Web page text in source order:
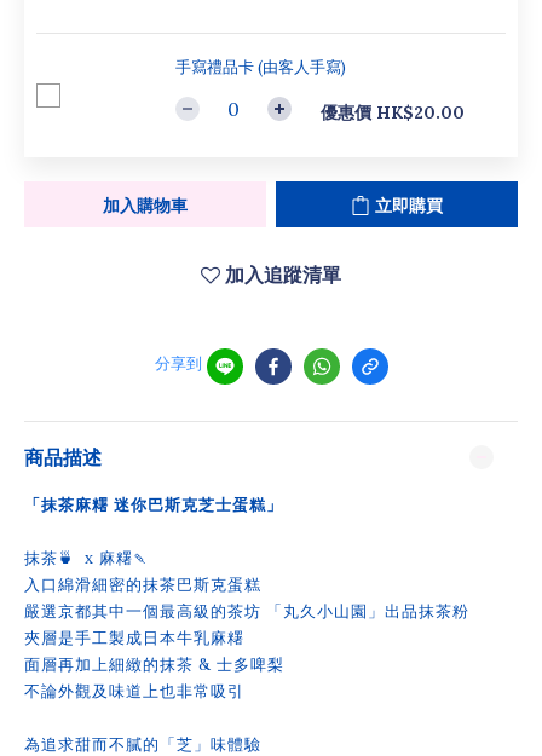
手寫禮品卡 (由客人手寫)
優惠價 HK$20.00
加入購物車 立即購買
加入追蹤清單
分享到
商品描述
「抹茶麻糬 迷你巴斯克芝士蛋糕」
抹茶🍵 x 麻糬🍡
入口綿滑細密的抹茶巴斯克蛋糕
嚴選京都其中一個最高級的茶坊 「丸久小山園」出品抹茶粉
夾層是手工製成日本牛乳麻糬
面層再加上細緻的抹茶 & 士多啤梨
不論外觀及味道上也非常吸引
為追求甜而不膩的「芝」味體驗